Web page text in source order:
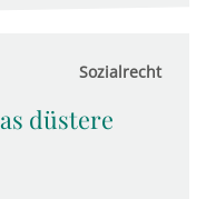
Sozialrecht
düstere